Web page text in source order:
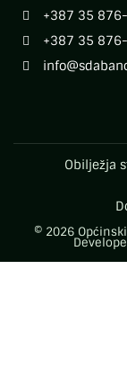
+387 35
+387 35
Obilježja
© 2026